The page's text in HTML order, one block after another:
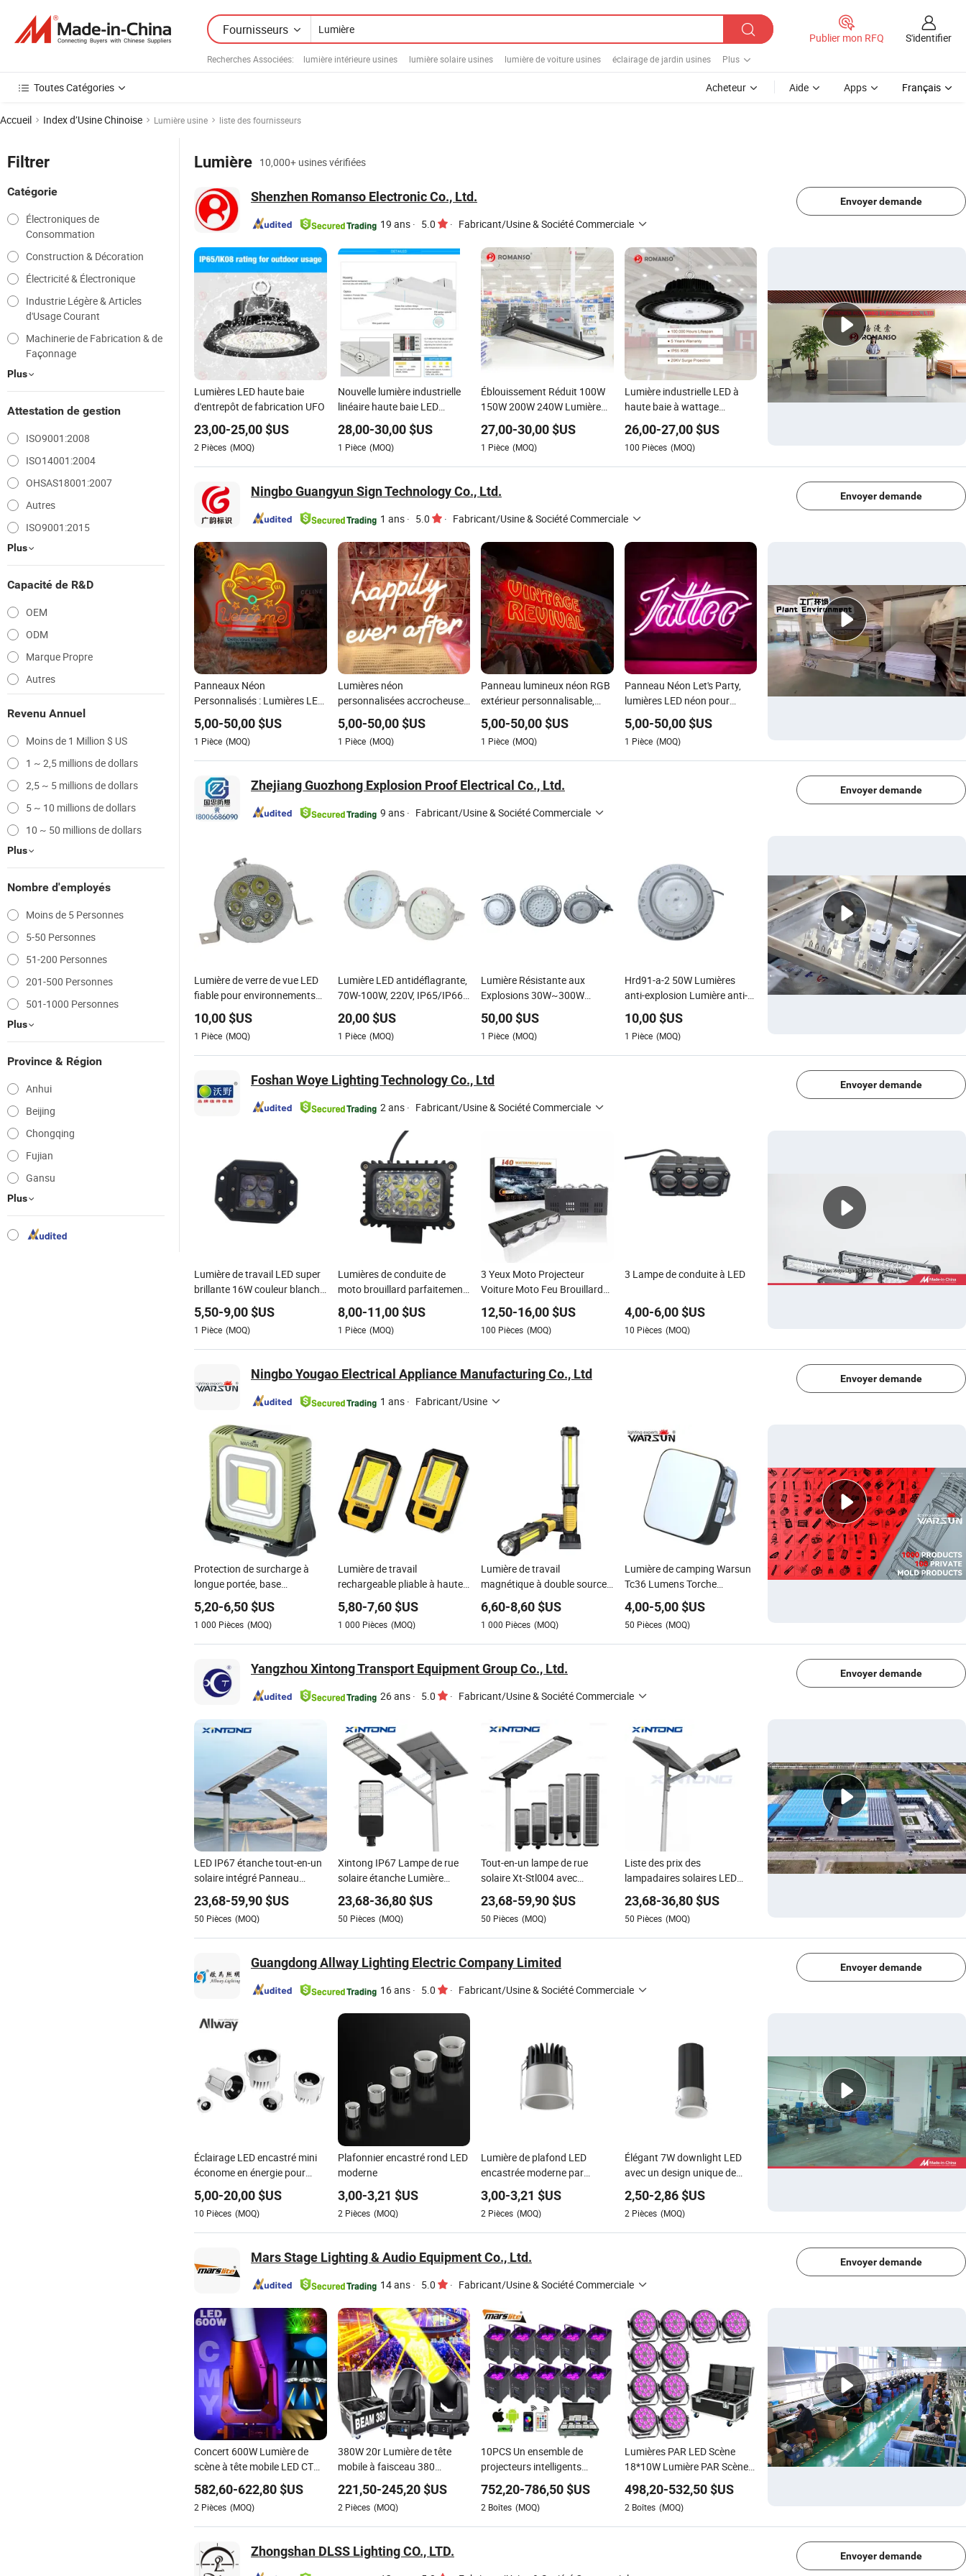
Fournisseurs
Recherches Associées: lumière intérieure usines lumière solaire usines lumière de voiture usines éclairage de jardin usines Plus
Publier mon RFQ S'identifier
Toutes Catégories Acheteur Aide Apps Français
Accueil Index d’Usine Chinoise Lumière usine liste des fournisseurs
Filtrer
Catégorie
Électroniques de
Consommation
Construction & Décoration
Électricité & Électronique
Industrie Légère & Articles
d'Usage Courant
Machinerie de Fabrication & de
Façonnage
Plus
Attestation de gestion
ISO9001:2008
ISO14001:2004
OHSAS18001:2007
Autres
ISO9001:2015
Plus
Capacité de R&D
OEM
ODM
Marque Propre
Autres
Revenu Annuel
Moins de 1 Million $ US
1 ~ 2,5 millions de dollars
2,5 ~ 5 millions de dollars
5 ~ 10 millions de dollars
10 ~ 50 millions de dollars
Plus
Nombre d'employés
Moins de 5 Personnes
5-50 Personnes
51-200 Personnes
201-500 Personnes
501-1000 Personnes
Plus
Province & Région
Anhui
Beijing
Chongqing
Fujian
Gansu
Plus
Lumière 10,000+ usines vérifiées
Shenzhen Romanso Electronic Co., Ltd.
19 ans · 5.0 · Fabricant/Usine & Société Commerciale
Envoyer demande
Lumières LED haute baie
d'entrepôt de fabrication UFO
23,00-25,00 $US
2 Pièces (MOQ)
Nouvelle lumière industrielle
linéaire haute baie LED
Romanso ou ODM 80W
28,00-30,00$US
1 Pièce (MOQ)
Éblouissement Réduit 100W
150W 200W 240W Lumière
LED Linéaire Haute Bay de
Magasin
27,00-30,00 $US
1 Pièce (MOQ)
Lumière industrielle LED à
haute baie à wattage
commutable Romanso Chine
26,00-27,00$US
100 Pièces (MOQ)
Ningbo Guangyun Sign Technology Co., Ltd.
1 ans · 5.0 · Fabricant/Usine & Société Commerciale
Envoyer demande
Panneaux Néon
Personnalisés : Lumières LED
en Multi Couleur RGB et
Designs Uniques
5,00-50,00 $US
1 Pièce (MOQ)
Lumières néon
personnalisées accrocheuses
avec effets LED multicolores
5,00-50,00$US
1 Pièce (MOQ)
Panneau lumineux néon RGB
extérieur personnalisable,
enseigne LED néon,
enseignes extérieures
personnalisées pour hôtels
5,00-50,00 $US
1 Pièce (MOQ)
Panneau Néon Let's Party,
lumières LED néon pour
décoration murale de
chambre, lumières
décoratives artistiques pour
fête de bachelorette
5,00-50,00$US
1 Pièce (MOQ)
Zhejiang Guozhong Explosion Proof Electrical Co., Ltd.
9 ans · Fabricant/Usine & Société Commerciale
Envoyer demande
Lumière de verre de vue LED
fiable pour environnements
dangereux
10,00 $US
1 Pièce (MOQ)
Lumière LED antidéflagrante,
70W-100W, 220V, IP65/IP66,
7700-11000lm, Longue durée
de vie
20,00$US
1 Pièce (MOQ)
Lumière Résistante aux
Explosions 30W~300W
Hdr91 Applicable à Chaque
Bâtiment d'Usine
50,00 $US
1 Pièce (MOQ)
Hrd91-a-2 50W Lumières
anti-explosion Lumière anti-
explosion Lumière anti-
explosion pour salle des
machines
10,00$US
1 Pièce (MOQ)
Foshan Woye Lighting Technology Co., Ltd
2 ans · Fabricant/Usine & Société Commerciale
Envoyer demande
Lumière de travail LED super
brillante 16W couleur blanche
pour phare de moto
5,50-9,00 $US
1 Pièce (MOQ)
Lumières de conduite de
moto brouillard parfaitement
étanches lampe de travail
ultra lumineuse
8,00-11,00$US
1 Pièce (MOQ)
3 Yeux Moto Projecteur
Voiture Moto Feu Brouillard
Projecteur Auxiliaire
12,50-16,00 $US
100 Pièces (MOQ)
3 Lampe de conduite à LED
4,00-6,00$US
10 Pièces (MOQ)
Ningbo Yougao Electrical Appliance Manufacturing Co., Ltd
1 ans · Fabricant/Usine
Envoyer demande
Protection de surcharge à
longue portée, base
magnétique, lampe de
camping robuste
5,20-6,50 $US
1 000 Pièces (MOQ)
Lumière de travail
rechargeable pliable à haute
luminosité pour garage
5,80-7,60$US
1 000 Pièces (MOQ)
Lumière de travail
magnétique à double source
lumineuse en aluminium
Warsun DJ60
6,60-8,60 $US
1 000 Pièces (MOQ)
Lumière de camping Warsun
Tc36 Lumens Torche
extérieure multifonctionnelle
en ABS étanche 1000
Projecteur LED rechargeable
solaire Powerbank Ipx5
4,00-5,00$US
50 Pièces (MOQ)
Yangzhou Xintong Transport Equipment Group Co., Ltd.
26 ans · 5.0 · Fabricant/Usine & Société Commerciale
Envoyer demande
LED IP67 étanche tout-en-un
solaire intégré Panneau
Power Street feu de jardin
23,68-59,90 $US
50 Pièces (MOQ)
Xintong IP67 Lampe de rue
solaire étanche Lumière
solaire extérieure avec poteau
en acier
23,68-36,80$US
50 Pièces (MOQ)
Tout-en-un lampe de rue
solaire Xt-Stl004 avec
80000h durée de vie
23,68-59,90 $US
50 Pièces (MOQ)
Liste des prix des
lampadaires solaires LED
XINTONG Outdoor 60W 80W
Route 100W
23,68-36,80$US
50 Pièces (MOQ)
Guangdong Allway Lighting Electric Company Limited
16 ans · 5.0 · Fabricant/Usine & Société Commerciale
Envoyer demande
Éclairage LED encastré mini
économe en énergie pour
espaces modernes
5,00-20,00 $US
10 Pièces (MOQ)
Plafonnier encastré rond LED
moderne
3,00-3,21 $US
2 Pièces (MOQ)
Lumière de plafond LED
encastrée moderne par
Allway Factory 2024
3,00-3,21 $US
2 Pièces (MOQ)
Élégant 7W downlight LED
avec un design unique de
petite découpe
2,50-2,86$US
2 Pièces (MOQ)
Mars Stage Lighting & Audio Equipment Co., Ltd.
14 ans · 5.0 · Fabricant/Usine & Société Commerciale
Envoyer demande
Concert 600W Lumière de
scène à tête mobile LED CTO
Cmy Sharpy Lumière DJ
Événement de théâtre
Lumière de faisceau de scène
582,60-622,80 $US
2 Pièces (MOQ)
380W 20r Lumière de tête
mobile à faisceau 380
Lumière Sharpy Disco DJ
Événement Mariage Lumière
de scène
221,50-245,20$US
2 Pièces (MOQ)
10PCS Un ensemble de
projecteurs intelligents
rechargeables DMX WiFi à
batterie sans fil pour mariage,
fête, événement, scène,
éclairage professionnel de DJ
752,20-786,50 $US
2 Boîtes (MOQ)
Lumières PAR LED Scène
18*10W Lumière PAR Scène
Disco Fête Bar KTV Effet
Éclairage DJ
498,20-532,50$US
2 Boîtes (MOQ)
Zhongshan DLSS Lighting CO., LTD. Envoyer demande